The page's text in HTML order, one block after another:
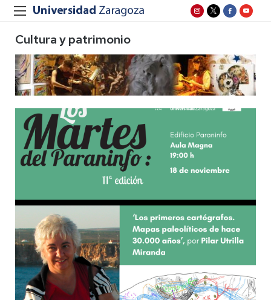
Cultura y patrimonio